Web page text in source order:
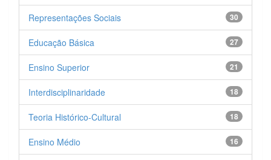
30
Representações Sociais
27
Educação Básica
21
Ensino Superior
18
Interdisciplinaridade
18
Teoria Histórico-Cultural
16
Ensino Médio